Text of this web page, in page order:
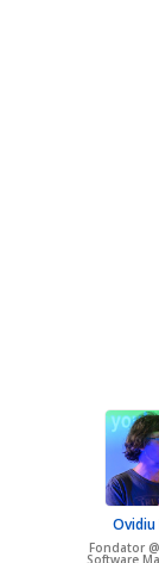
Fondator
Software